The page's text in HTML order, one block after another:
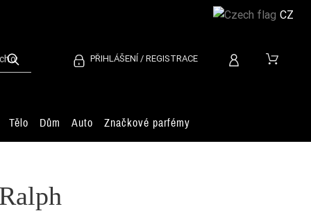
PŘIHLÁŠENÍ / REGISTRACE
Tělo Dům Auto Značkové parfémy
CZ